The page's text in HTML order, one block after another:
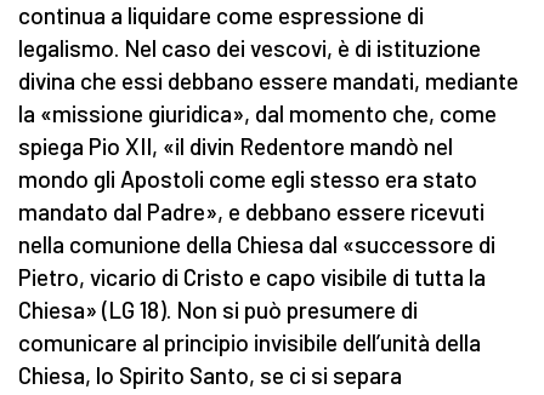
continua a liquidare come espressione di
legalismo. Nel caso dei vescovi, è di istituzione
divina che essi debbano essere mandati, mediante
la «missione giuridica», dal momento che, come
spiega Pio XII, «il divin Redentore mandò nel
mondo gli Apostoli come egli stesso era stato
mandato dal Padre», e debbano essere ricevuti
nella comunione della Chiesa dal «successore di
Pietro, vicario di Cristo e capo visibile di tutta la
Chiesa» (LG 18). Non si può presumere di
comunicare al principio invisibile dell’unità della
Chiesa, lo Spirito Santo, se ci si separa